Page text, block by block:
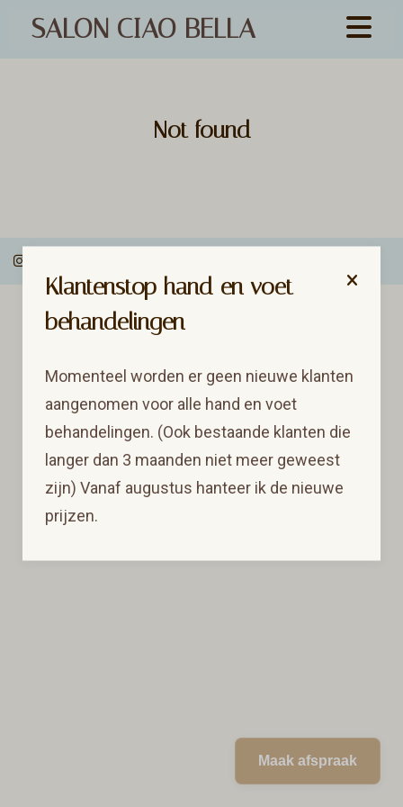
SALON CIAO BELLA
Not found
Klantenstop hand en voet
behandelingen
Momenteel worden er geen nieuwe klanten
aangenomen voor alle hand en voet
behandelingen. (Ook bestaande klanten die
langer dan 3 maanden niet meer geweest
zijn) Vanaf augustus hanteer ik de nieuwe
prijzen.